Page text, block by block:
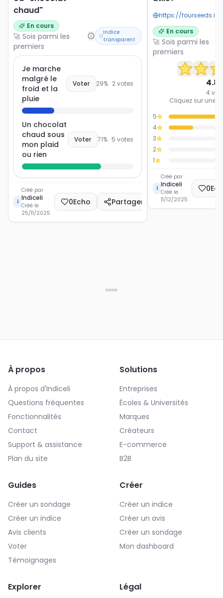
chaud"
En cours
🚀 Sois parmi les
premiers
Indice
transparent
Je marche
malgré le
froid et la
pluie
Voter 29% · 2votes
Un chocolat
chaud sous
mon plaid
ou rien
Voter 71% · 5 votes
i
Créé par
Indiceli
Créé le
25/11/2025
0Echo Partager
En cours
🚀 Sois parmi les
premiers
4.8
4
Cliquez sur une
5
4
3
2
1
i
Créé par
Indiceli
Créé le
11/12/2025
0
À propos
À propos d'Indiceli
Questions fréquentes
Fonctionnalités
Contact
Support & assistance
Plan du site
Solutions
Entreprises
Écoles & Universités
Marques
Créateurs
E-commerce
B2B
Guides
Créer un sondage
Créer un indice
Avis clients
Voter
Témoignages
Créer
Créer un indice
Créer un avis
Créer un sondage
Mon dashboard
Explorer Légal